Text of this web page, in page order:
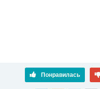
Понравилась